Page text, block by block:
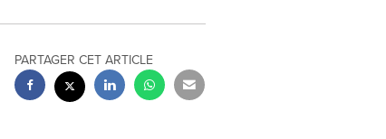
PARTAGER CET ARTICLE